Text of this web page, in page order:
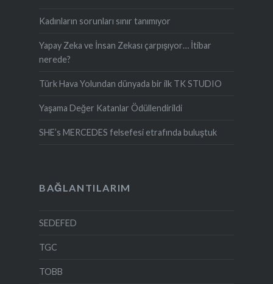
Kadınların sorunları sınır tanımıyor
Yapay Zeka ve İnsan Zekası çarpışıyor… İtibar
nerede?
Türk Hava Yolundan dünyada bir ilk TK STUDIO
Yaşama Değer Katanlar Ödüllendirildi
SHE’s MERCEDES felsefesi etrafında buluştuk
BAĞLANTILARIM
SEDEFED
TGC
TOBB